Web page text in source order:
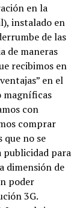
en la
instalado en
de las
de maneras
recibimos en
en el
magníficas
con
comprar
que no se
publicidad para
dimensión de
poder
3G.